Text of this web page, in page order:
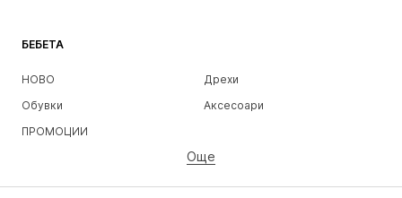
БЕБЕТА
НОВО
Дрехи
Обувки
Аксесоари
ПРОМОЦИИ
Още